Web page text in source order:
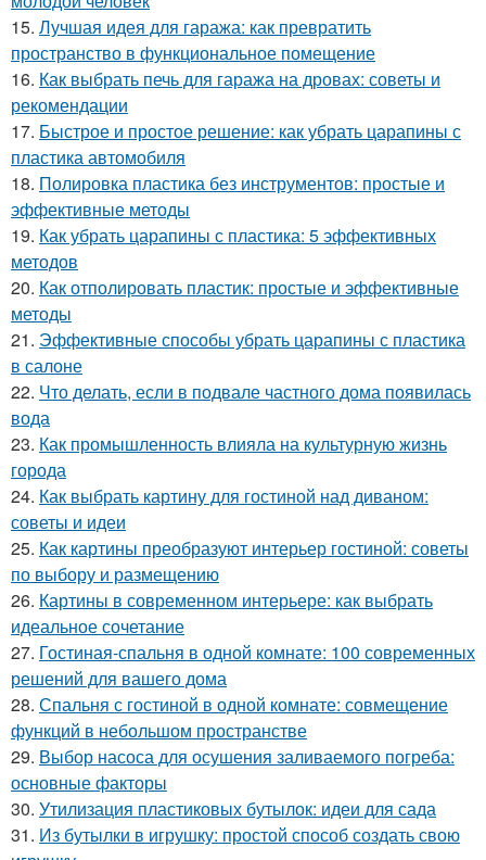
15. Лучшая идея для гаража: как превратить
пространство в функциональное помещение
16. Как выбрать печь для гаража на дровах: советы и
рекомендации
17. Быстрое и простое решение: как убрать царапины с
пластика автомобиля
18. Полировка пластика без инструментов: простые и
эффективные методы
19. Как убрать царапины с пластика: 5 эффективных
методов
20. Как отполировать пластик: простые и эффективные
методы
21. Эффективные способы убрать царапины с пластика
в салоне
22. Что делать, если в подвале частного дома появилась
вода
23. Как промышленность влияла на культурную жизнь
города
24. Как выбрать картину для гостиной над диваном:
советы и идеи
25. Как картины преобразуют интерьер гостиной: советы
по выбору и размещению
26. Картины в современном интерьере: как выбрать
идеальное сочетание
27. Гостиная-спальня в одной комнате: 100 современных
решений для вашего дома
28. Спальня с гостиной в одной комнате: совмещение
функций в небольшом пространстве
29. Выбор насоса для осушения заливаемого погреба:
основные факторы
30. Утилизация пластиковых бутылок: идеи для сада
31. Из бутылки в игрушку: простой способ создать свою